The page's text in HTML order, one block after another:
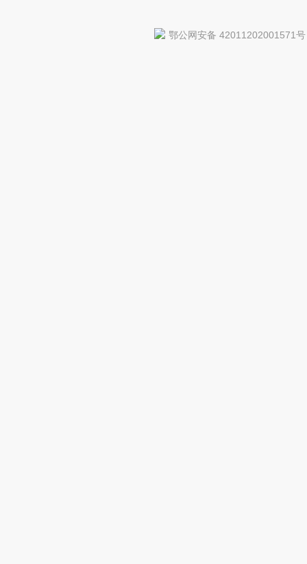
鄂公网安备 42011202001571号